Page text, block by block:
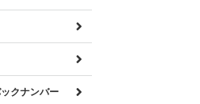
クナンバー